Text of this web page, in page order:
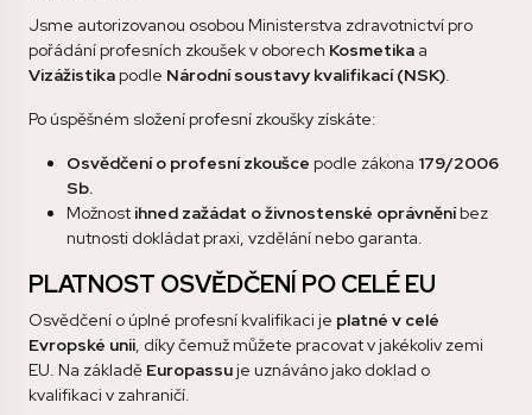
Jsme autorizovanou osobou Ministerstva zdravotnictví pro
pořádání profesních zkoušek v oborech Kosmetika a
Vizážistika podle Národní soustavy kvalifikací (NSK)
Po úspěšném složení profesní zkoušky získáte:
Osvědčení o profesní zkoušce podle zákona 179/2006
Sb.
Možnost ihned zažádat o živnostenské oprávněníbez
nutnosti dokládat praxi, vzdělání nebo garanta.
PLATNOST OSVĚDČENÍ PO CELÉ EU
Osvědčení o úplné profesní kvalifikaci je platné v celé
Evropské unii , díky čemuž můžete pracovat v jakékoliv zemi
EU. Na základě Europassuje uznáváno jako doklad o
kvalifikaci v zahraničí.